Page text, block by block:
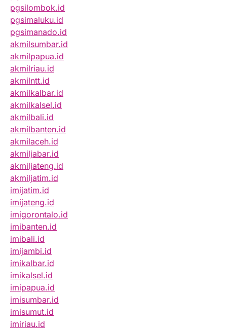
pgsilombok.id
pgsimaluku.id
pgsimanado.id
akmilsumbar.id
akmilpapua.id
akmilriau.id
akmilntt.id
akmilkalbar.id
akmilkalsel.id
akmilbali.id
akmilbanten.id
akmilaceh.id
akmiljabar.id
akmiljateng.id
akmiljatim.id
imijatim.id
imijateng.id
imigorontalo.id
imibanten.id
imibali.id
imijambi.id
imikalbar.id
imikalsel.id
imipapua.id
imisumbar.id
imisumut.id
imiriau.id